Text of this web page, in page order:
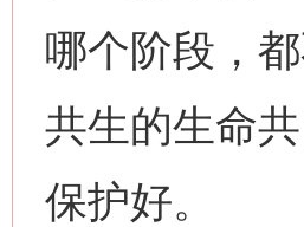
哪个阶段，
共生的生命
保护好。